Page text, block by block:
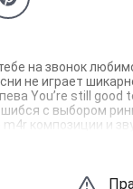
на звонок
не играет
You’re still
с выбором
композиции и